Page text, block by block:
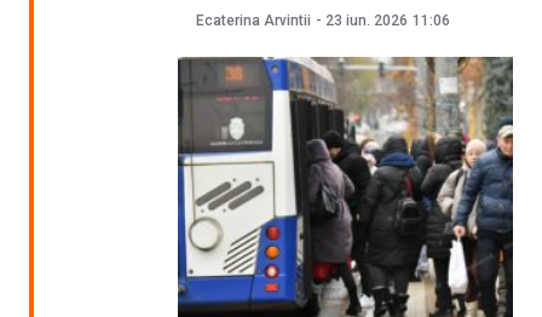
Ecaterina Arvintii - 23 iun. 2026 11:06